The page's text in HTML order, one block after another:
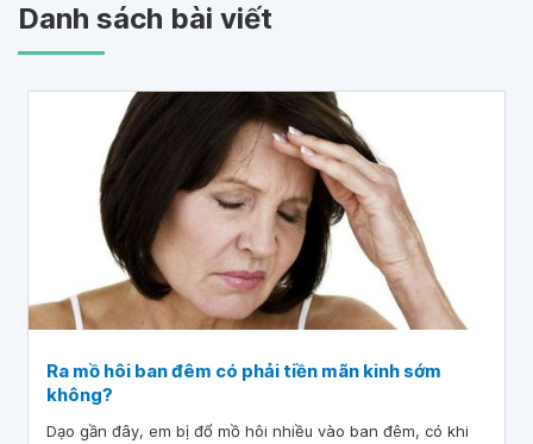
Danh sách bài viết
Ra mồ hôi ban đêm có phải tiền mãn kinh sớm
không?
Dạo gần đây, em bị đổ mồ hôi nhiều vào ban đêm, có khi